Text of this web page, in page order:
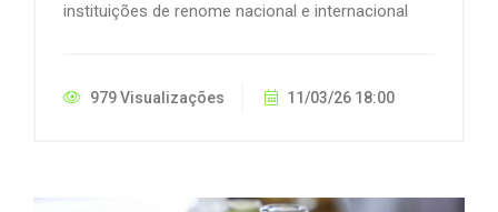
instituições de renome nacional e internacional
979 Visualizações 11/03/26 18:00